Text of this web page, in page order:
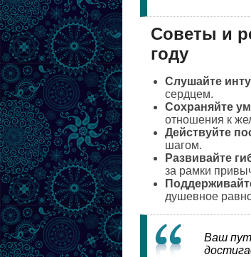
Советы и
году
Слушайте
сердцем.
Сохраняйте
отношения к
Действуйте
шагом.
Развивайте
за рамки
душевное
Ваш